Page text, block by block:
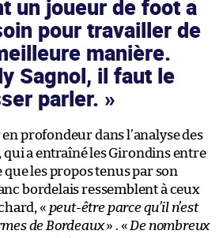
un joueur de foot a
pour travailler de
manière.
Sagnol, il faut le
parler.
profondeur dans l’analyse des
qui a entraîné les Girondins entre
que les propos tenus par son
bordelais ressemblent à ceux
« peut-être parce qu’il n’est
de Bordeaux» . « De nombreux